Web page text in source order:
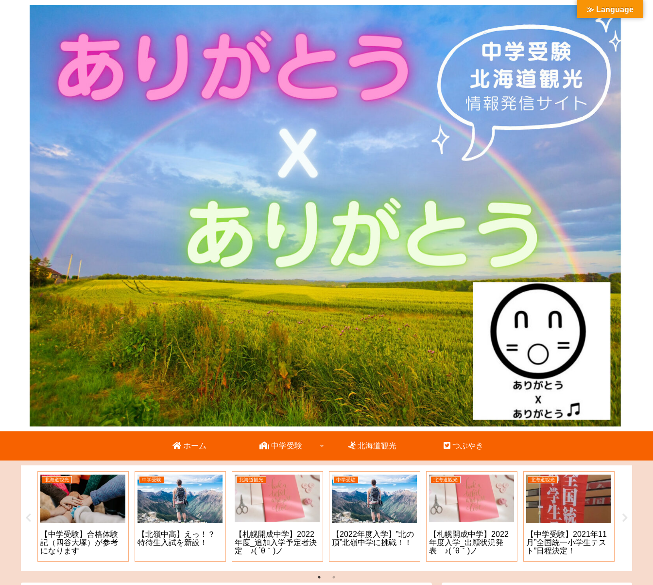
ホーム 中学受験 北海道観光 つぶやき
北海道観光
【中学受験】合格体験
記（四谷大塚）が参考
になります
中学受験
【北嶺中高】えっ！？
特待生入試を新設！
北海道観光
【札幌開成中学】2022
年度_追加入学予定者決
定 ♪( ´θ｀)ノ
中学受験
【2022年度入学】”北の
頂”北嶺中学に挑戦！！
北海道観光
【札幌開成中学】2022
年度入学_出願状況発
表 ♪( ´θ｀)ノ
北海道観光
【中学受験】2021年11
月”全国統一小学生テス
ト”日程決定！
≫ Language